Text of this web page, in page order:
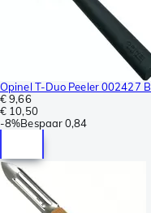
Opinel T-Duo Peeler 002427
€ 9,66
€ 10,50
-8%Bespaar0,84